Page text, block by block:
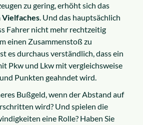
zu gering, erhöht sich das
Vielfaches. Und das hauptsächlich
Fahrer nicht mehr rechtzeitig
einen Zusammenstoß zu
es durchaus verständlich, dass ein
Pkw und Lkw mit vergleichsweise
Punkten geahndet wird.
Bußgeld, wenn der Abstand auf
wird? Und spielen die
eine Rolle? Haben Sie